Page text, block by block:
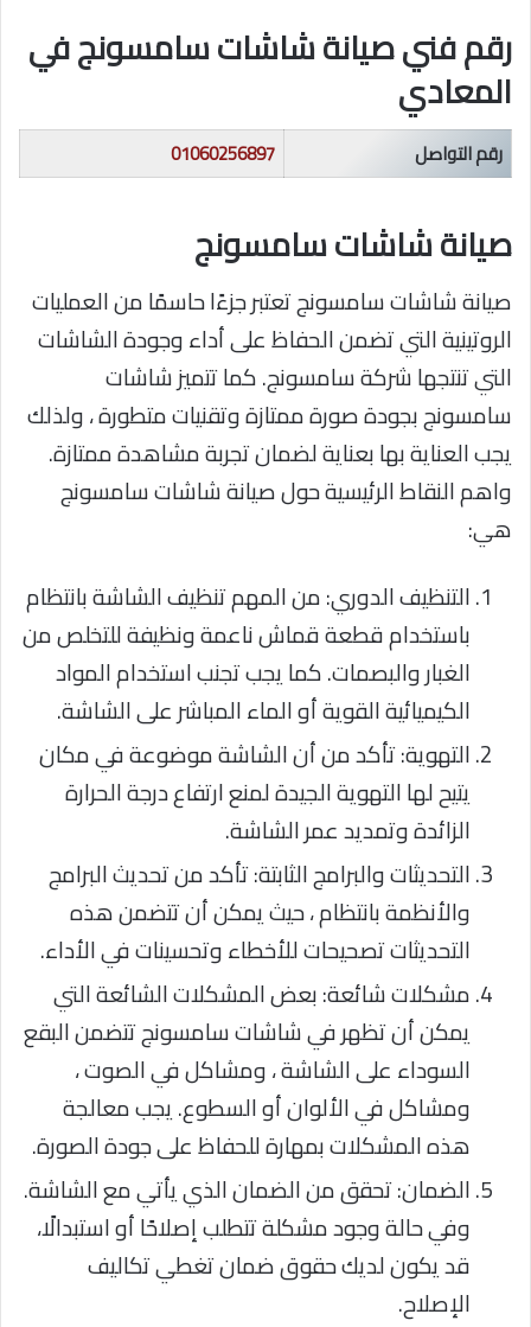
رقم فني صيانة شاشات سامسونج في
المعادي
رقم التواصل 01060256897
صيانة شاشات سامسونج
صيانة شاشات سامسونج تعتبر جزءًا حاسمًا من العمليات
الروتينية التي تضمن الحفاظ على أداء وجودة الشاشات
التي تنتجها شركة سامسونج. كما تتميز شاشات
سامسونج بجودة صورة ممتازة وتقنيات متطورة ، ولذلك
يجب العناية بها بعناية لضمان تجربة مشاهدة ممتازة.
واهم النقاط الرئيسية حول صيانة شاشات سامسونج
هي:
التنظيف الدوري: من المهم تنظيف الشاشة بانتظام
باستخدام قطعة قماش ناعمة ونظيفة للتخلص من
الغبار والبصمات. كما يجب تجنب استخدام المواد
الكيميائية القوية أو الماء المباشر على الشاشة.
التهوية: تأكد من أن الشاشة موضوعة في مكان
يتيح لها التهوية الجيدة لمنع ارتفاع درجة الحرارة
الزائدة وتمديد عمر الشاشة.
التحديثات والبرامج الثابتة: تأكد من تحديث البرامج
والأنظمة بانتظام ، حيث يمكن أن تتضمن هذه
التحديثات تصحيحات للأخطاء وتحسينات في الأداء.
مشكلات شائعة: بعض المشكلات الشائعة التي
يمكن أن تظهر في شاشات سامسونج تتضمن البقع
السوداء على الشاشة ، ومشاكل في الصوت ،
ومشاكل في الألوان أو السطوع. يجب معالجة
هذه المشكلات بمهارة للحفاظ على جودة الصورة.
الضمان: تحقق من الضمان الذي يأتي مع الشاشة.
وفي حالة وجود مشكلة تتطلب إصلاحًا أو استبدالًا،
قد يكون لديك حقوق ضمان تغطي تكاليف
الإصلاح.